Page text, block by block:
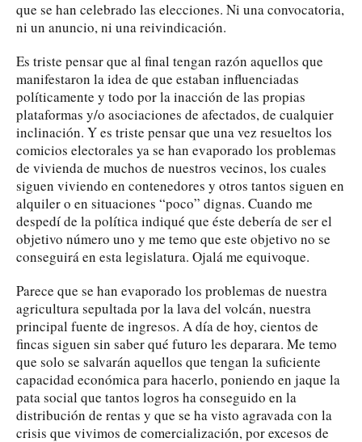
que se han celebrado las elecciones. Ni una convocatoria,
ni un anuncio, ni una reivindicación.
Es triste pensar que al final tengan razón aquellos que
manifestaron la idea de que estaban influenciadas
políticamente y todo por la inacción de las propias
plataformas y/o asociaciones de afectados, de cualquier
inclinación. Y es triste pensar que una vez resueltos los
comicios electorales ya se han evaporado los problemas
de vivienda de muchos de nuestros vecinos, los cuales
siguen viviendo en contenedores y otros tantos siguen en
alquiler o en situaciones “poco” dignas. Cuando me
despedí de la política indiqué que éste debería de ser el
objetivo número uno y me temo que este objetivo no se
conseguirá en esta legislatura. Ojalá me equivoque.
Parece que se han evaporado los problemas de nuestra
agricultura sepultada por la lava del volcán, nuestra
principal fuente de ingresos. A día de hoy, cientos de
fincas siguen sin saber qué futuro les deparara. Me temo
que solo se salvarán aquellos que tengan la suficiente
capacidad económica para hacerlo, poniendo en jaque la
pata social que tantos logros ha conseguido en la
distribución de rentas y que se ha visto agravada con la
crisis que vivimos de comercialización, por excesos de